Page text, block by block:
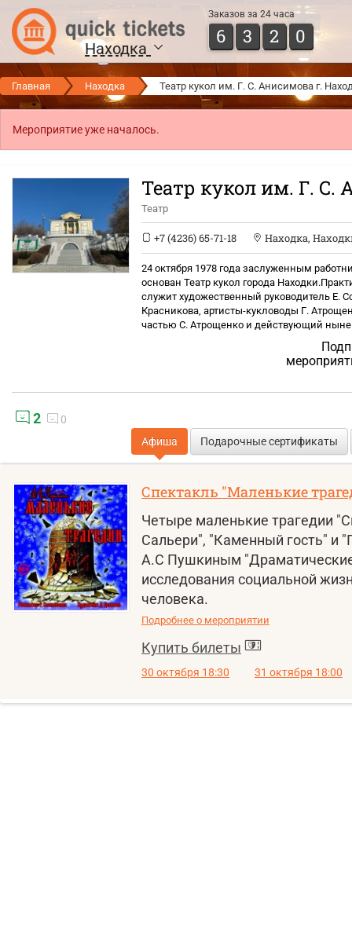
Находка
Заказов за 24 часа
6 3 2 0
Главная Находка Театр кукол им. Г. С. Анисимова г.
Мероприятие уже началось.
Театр кукол им. Г. С.
Театр
+7 (4236) 65-71-18 Находка,
24 октября 1978 года заслуженным
основан Театр кукол города
служит художественный руководитель Е.
Красникова, артисты-кукловоды Г.
частью С. Атрощенко и действующий
2
0
Афиша
Подарочные сертификаты
Спектакль "Маленькие
Четыре маленькие трагедии
Сальери", "Каменный гость" и
А.С Пушкиным
исследования социальной
человека.
Подробнее о мероприятии
Купить билеты
30 октября 18:30 31 октября 18:00